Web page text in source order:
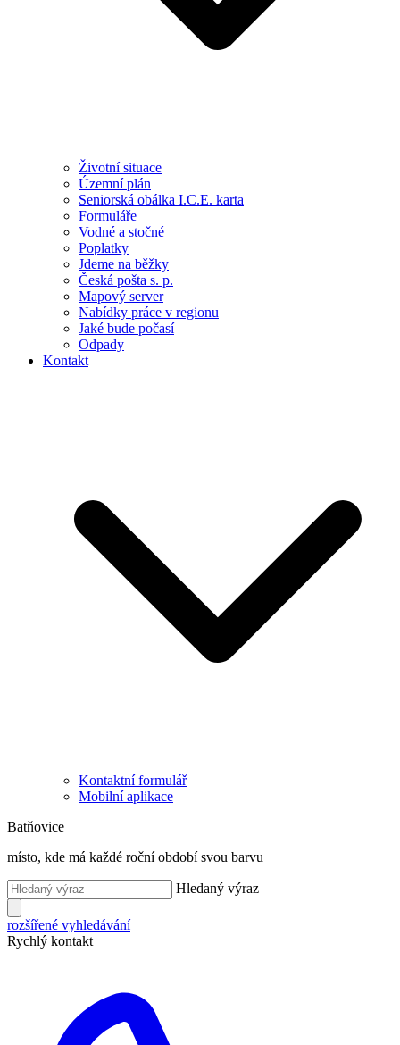
Životní situace
Územní plán
Seniorská obálka I.C.E. karta
Formuláře
Vodné a stočné
Poplatky
Jdeme na běžky
Česká pošta s. p.
Mapový server
Nabídky práce v regionu
Jaké bude počasí
Odpady
Kontakt
Kontaktní formulář
Mobilní aplikace
Batňovice
místo, kde má každé roční období svou barvu
Hledaný výraz
rozšířené vyhledávání
Rychlý kontakt